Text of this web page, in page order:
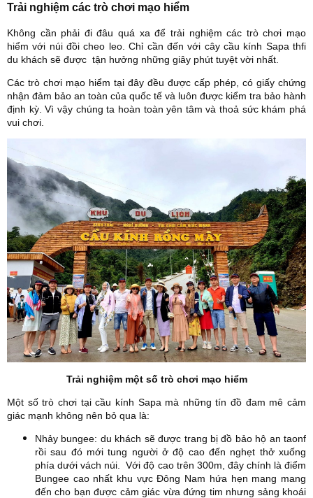
Trải nghiệm các trò chơi mạo hiểm
Không cần phải đi đâu quá xa để trải nghiệm các trò chơi mạo
hiểm với núi đồi cheo leo. Chỉ cần đến với cây cầu kính Sapa thfi
du khách sẽ được tận hưởng những giây phút tuyệt vời nhất.
Các trò chơi mạo hiểm tại đây đều được cấp phép, có giấy chứng
nhận đảm bảo an toàn của quốc tế và luôn được kiểm tra bảo hành
định kỳ. Vì vậy chúng ta hoàn toàn yên tâm và thoả sức khám phá
vui chơi.
Trải nghiệm một số trò chơi mạo hiểm
Một số trò chơi tại cầu kính Sapa mà những tín đồ đam mê cảm
giác mạnh không nên bỏ qua là:
Nhảy bungee: du khách sẽ được trang bị đồ bảo hộ an taonf
rồi sau đó mới tung người ở độ cao đến nghẹt thở xuống
phía dưới vách núi. Với độ cao trên 300m, đây chính là điểm
Bungee cao nhất khu vực Đông Nam hứa hẹn mang mang
đến cho bạn được cảm giác vừa đứng tim nhưng sảng khoái